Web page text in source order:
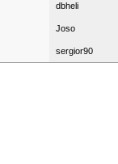
dbheli
Joso
sergior90